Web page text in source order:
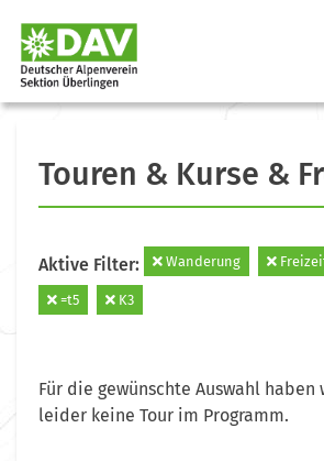
Touren & Kurse &
Aktive Filter: Wanderung
=t5 K3
Für die gewünschte Auswahl
leider keine Tour im Programm.